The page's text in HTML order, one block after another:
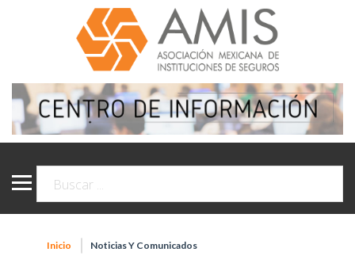
Inicio Noticias Y Comunicados